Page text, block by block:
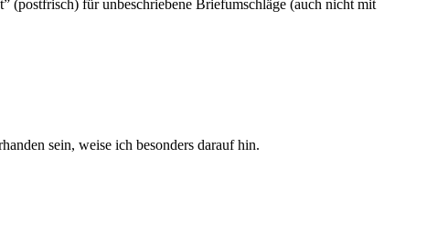
(postfrisch) für unbeschriebene Briefumschläge (auch nicht mit
sein, weise ich besonders darauf hin.